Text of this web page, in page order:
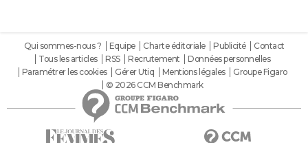
Qui sommes-nous ? Equipe Charte éditoriale Publicité
Contact
Tous les articles
RSS Recrutement
Données personnelles
Paramétrer les cookies
Gérer Utiq Mentions légales
Groupe Figaro
© 2026 CCM Benchmark